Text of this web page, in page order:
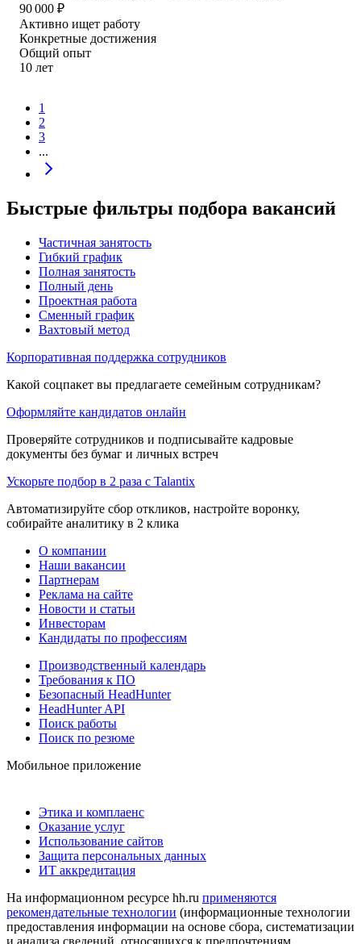
90 000 ₽
Активно ищет работу
Конкретные достижения
Общий опыт
10 лет
1
2
3
...
Быстрые фильтры подбора вакансий
Частичная занятость
Гибкий график
Полная занятость
Полный день
Проектная работа
Сменный график
Вахтовый метод
Корпоративная поддержка сотрудников
Какой соцпакет вы предлагаете семейным сотрудникам?
Оформляйте кандидатов онлайн
Проверяйте сотрудников и подписывайте кадровые
документы без бумаг и личных встреч
Ускорьте подбор в 2 раза с Talantix
Автоматизируйте сбор откликов, настройте воронку,
собирайте аналитику в 2 клика
О компании
Наши вакансии
Партнерам
Реклама на сайте
Новости и статьи
Инвесторам
Кандидаты по профессиям
Производственный календарь
Требования к ПО
Безопасный HeadHunter
HeadHunter API
Поиск работы
Поиск по резюме
Мобильное приложение
Этика и комплаенс
Оказание услуг
Использование сайтов
Защита персональных данных
ИТ аккредитация
На информационном ресурсе hh.ru применяются
рекомендательные технологии (информационные технологии
предоставления информации на основе сбора, систематизации
и анализа сведений, относящихся к предпочтениям